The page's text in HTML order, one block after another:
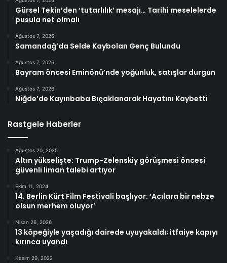
Gürsel Tekin’den ‘tutarlılık’ mesajı… Tarihi meselelerde
pusula net olmalı
Ağustos 7, 2026
Samandağ’da Selde Kaybolan Genç Bulundu
Ağustos 7, 2026
Bayram öncesi Eminönü’nde yoğunluk, satışlar durgun
Ağustos 7, 2026
Niğde’de Kayınbaba Bıçaklanarak Hayatını Kaybetti
Rastgele Haberler
Ağustos 20, 2025
Altın yükselişte: Trump-Zelenskiy görüşmesi öncesi
güvenli liman talebi artıyor
Ekim 11, 2024
14. Berlin Kürt Film Festivali başlıyor: ‘Acılara bir nebze
olsun merhem oluyor’
Nisan 26, 2026
13 köpeğiyle yaşadığı dairede uyuyakaldı; itfaiye kapıyı
kırınca uyandı
Kasım 29, 2022